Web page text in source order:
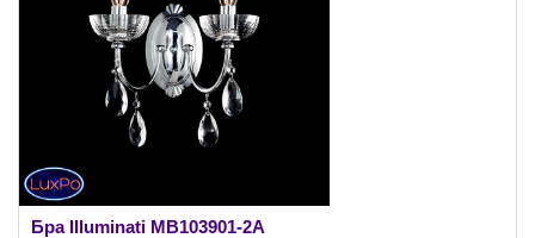
Бра Illuminati MB103901-2A